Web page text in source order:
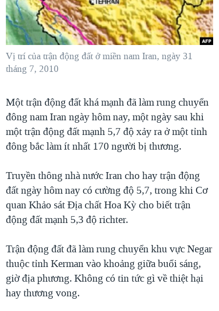
"Tìm"NGƯỜI VIỆT HẢI NGOẠI
ĐỜI SỐNG
KINH TẾ
KHOA HỌC
VĂN HOÁ
THỂ THAO
GIÁO DỤC
TẠI
HÀNH TRÌNH BẦU CỬ 2024
MỘT NĂM CHIẾN TRANH TẠI DẢI GAZA
GIẢI MÃ VÀNH ĐAI & CON ĐƯỜNG
NGÀY TỊ NẠN THẾ GIỚI
GROUND ZERO – XƯA VÀ NAY
CHI PHÍ CHIẾN TRANH AFGHANISTAN
CÁC GIÁ TRỊ CỘNG HÒA Ở VIỆT NAM
TRỊNH VĨNH BÌNH VS. CHÍNH PHỦ VIỆT NAM
NGƯ DÂN VIỆT VÀ LÀN SÓNG TRỘM HẢI SÂM
BÊN KIA QUỐC LỘ: TIẾNG VỌNG TỪ NÔNG THÔN MỸ
VIDEO
NGHE
MẠNG XÃ HỘI
Ngôn ngữ khác
Vị trí của trận động đất ở miền nam Iran, ngày 31
tháng 7, 2010
Một trận động đất khá mạnh đã làm rung chuyển
đông nam Iran ngày hôm nay, một ngày sau khi
một trận động đất mạnh 5,7 độ xảy ra ở một tỉnh
đông bắc làm ít nhất 170 người bị thương.
Truyền thông nhà nước Iran cho hay trận động
đất ngày hôm nay có cường độ 5,7, trong khi Cơ
quan Khảo sát Ðịa chất Hoa Kỳ cho biết trận
động đất mạnh 5,3 độ richter.
Trận động đất đã làm rung chuyển khu vực Negar
thuộc tỉnh Kerman vào khoảng giữa buổi sáng,
giờ địa phương. Không có tin tức gì về thiệt hại
hay thương vong.